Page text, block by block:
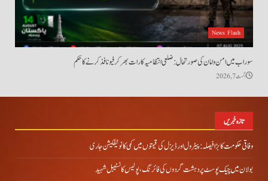
News Flash
سوراب میں امن و امان کی صورتحال: ضلعی انتظامیہ کا رات بھر کرفیو نافذ کرنے کا حکم
اگست 7, 2026
تازہ خبریں
وفاقی حکومت کا بڑا فیصلہ: پیٹرول اور ڈیزل کی قیمتوں میں کمی کا نوٹیفکیشن جاری
بولان میں چیک پوسٹ پر دہشت گردوں کی فائرنگ، پولیس کانسٹیبل شہید